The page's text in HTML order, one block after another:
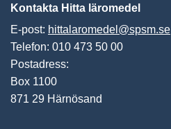
Kontakta Hitta läromedel
E-post: hittalaromedel@spsm.se
Telefon: 010 473 50 00
Postadress:
Box 1100
871 29 Härnösand